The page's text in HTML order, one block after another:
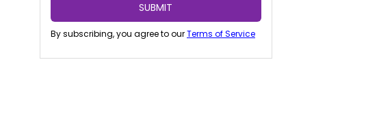
SUBMIT
By subscribing, you agree to ourTerms of Service